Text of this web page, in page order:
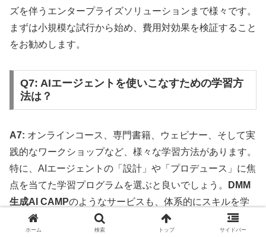
ズを伴うエンタープライズソリューションまで様々です。
まずは小規模な試行から始め、費用対効果を検証すること
をお勧めします。
Q7: AIエージェントを使いこなすための学習方
法は？
A7: オンラインコース、専門書籍、ウェビナー、そして実
践的なワークショップなど、様々な学習方法があります。
特に、AIエージェントの「設計」や「プロデュース」に焦
点を当てた学習プログラムを選ぶと良いでしょう。
DMM
生成AI CAMPのようなサービスも、体系的にスキルを学
ぶ上で有効な選択肢です。
ホーム 検索 トップ サイドバー